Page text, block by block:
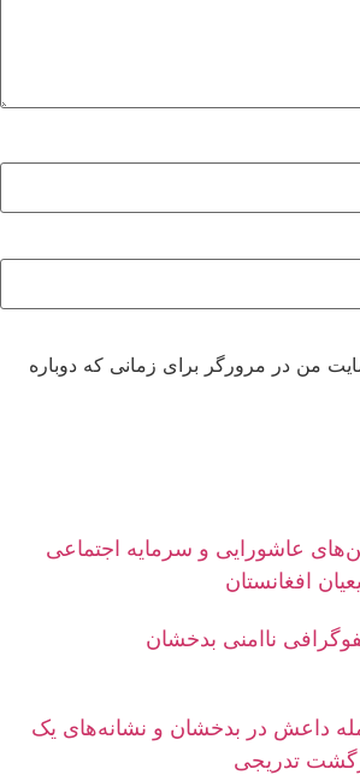
من در مرورگر برای زمانی که دوباره
عاشورایی و سرمایه اجتماعی
افغانستان
ناامنی بدخشان
داعش در بدخشان و نشانه‌های یک
تدریجی